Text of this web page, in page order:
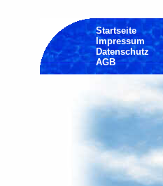
Startseite
Impressum
Datenschutz
AGB